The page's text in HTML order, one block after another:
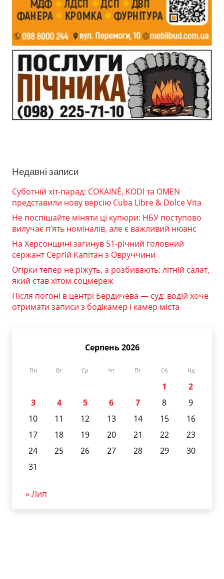
Недавні записи
Суботній хіт-парад: COKAINÉ, KODI та OMEN
представили нову версію Cuba Libre & Dolce Vita
Не поспішайте міняти ці купюри: НБУ поступово
вилучає п’ять номіналів, але є важливий нюанс
На Херсонщині загинув 51-річний головний
сержант Сергій Капітан з Овруччини
Огірки тепер не ріжуть, а розбивають: літній салат,
який став хітом соцмереж
Після погоні в центрі Бердичева — суд: водій хоче
отримати записи з бодікамер і камер міста
Серпень 2026
Пн Вт Ср Чт Пт Сб Нд
1
2
3
4 5 6 7 8
9
10
11 12 13 14 15
16
17
18 19 20 21 22
23
24
25 26 27 28 29
30
31
« Лип